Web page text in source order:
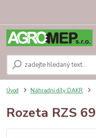
Úvod Náhradní díly DAKR
Rozeta RZS 69